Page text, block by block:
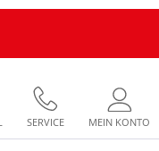
SERVICE MEIN KONTO